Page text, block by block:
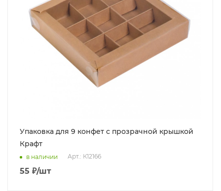
Упаковка для 9 конфет с прозрачной крышкой
Крафт
в наличии Арт.: К12166
55 ₽/шт